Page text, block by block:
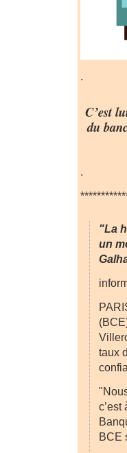
.
C’est
du
.
"La
un
taux
BCE